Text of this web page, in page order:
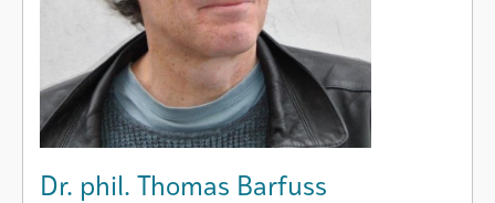
Dr. phil. Thomas Barfuss